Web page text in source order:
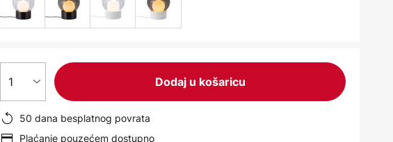
1 Dodaj u košaricu
50 dana besplatnog povrata
Plaćanje pouzećem dostupno